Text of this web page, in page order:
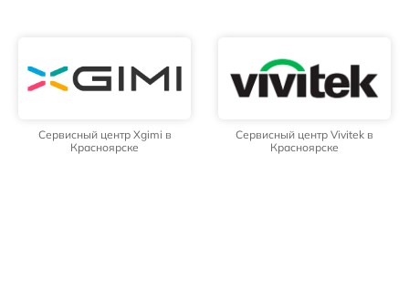
Сервисный центр Xgimi в
Красноярске
Сервисный центр Vivitek в
Красноярске